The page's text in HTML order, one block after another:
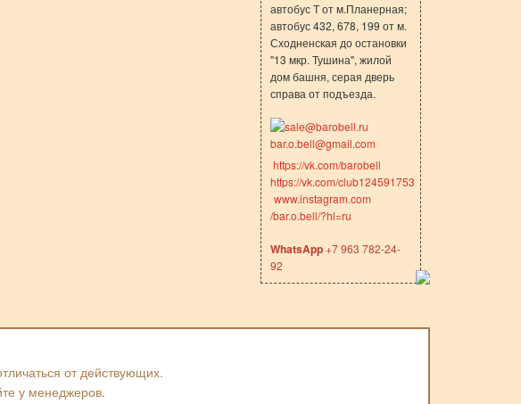
автобус Т от м.Планерная;
автобус 432, 678, 199 от м.
Сходненская до остановки
"13 мкр. Тушина", жилой
дом башня, серая дверь
справа от подъезда.
sale@barobell.ru
bar.o.bell@gmail.com
https://vk.com/barobell
https://vk.com/club124591753
www.instagram.com
/bar.o.bell/?hl=ru
WhatsApp+7 963 782-24-
92
от действующих.
у менеджеров.